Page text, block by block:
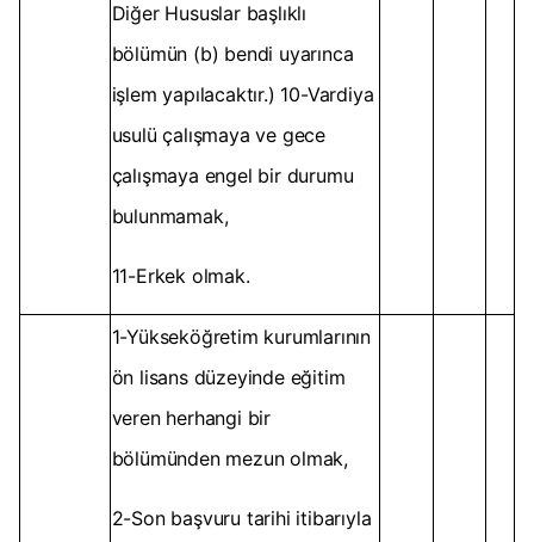
Diğer Hususlar başlıklı
bölümün (b) bendi uyarınca
işlem yapılacaktır.) 10-Vardiya
usulü çalışmaya ve gece
çalışmaya engel bir durumu
bulunmamak,
11-Erkek olmak.
1-Yükseköğretim kurumlarının
ön lisans düzeyinde eğitim
veren herhangi bir
bölümünden mezun olmak,
2-Son başvuru tarihi itibarıyla